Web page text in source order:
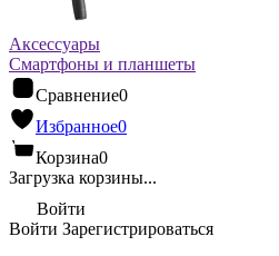
Аксессуары
Смартфоны и планшеты
Сравнение0
Избранное0
Корзина0
Загрузка корзины...
Войти
Войти Зарегистрироваться